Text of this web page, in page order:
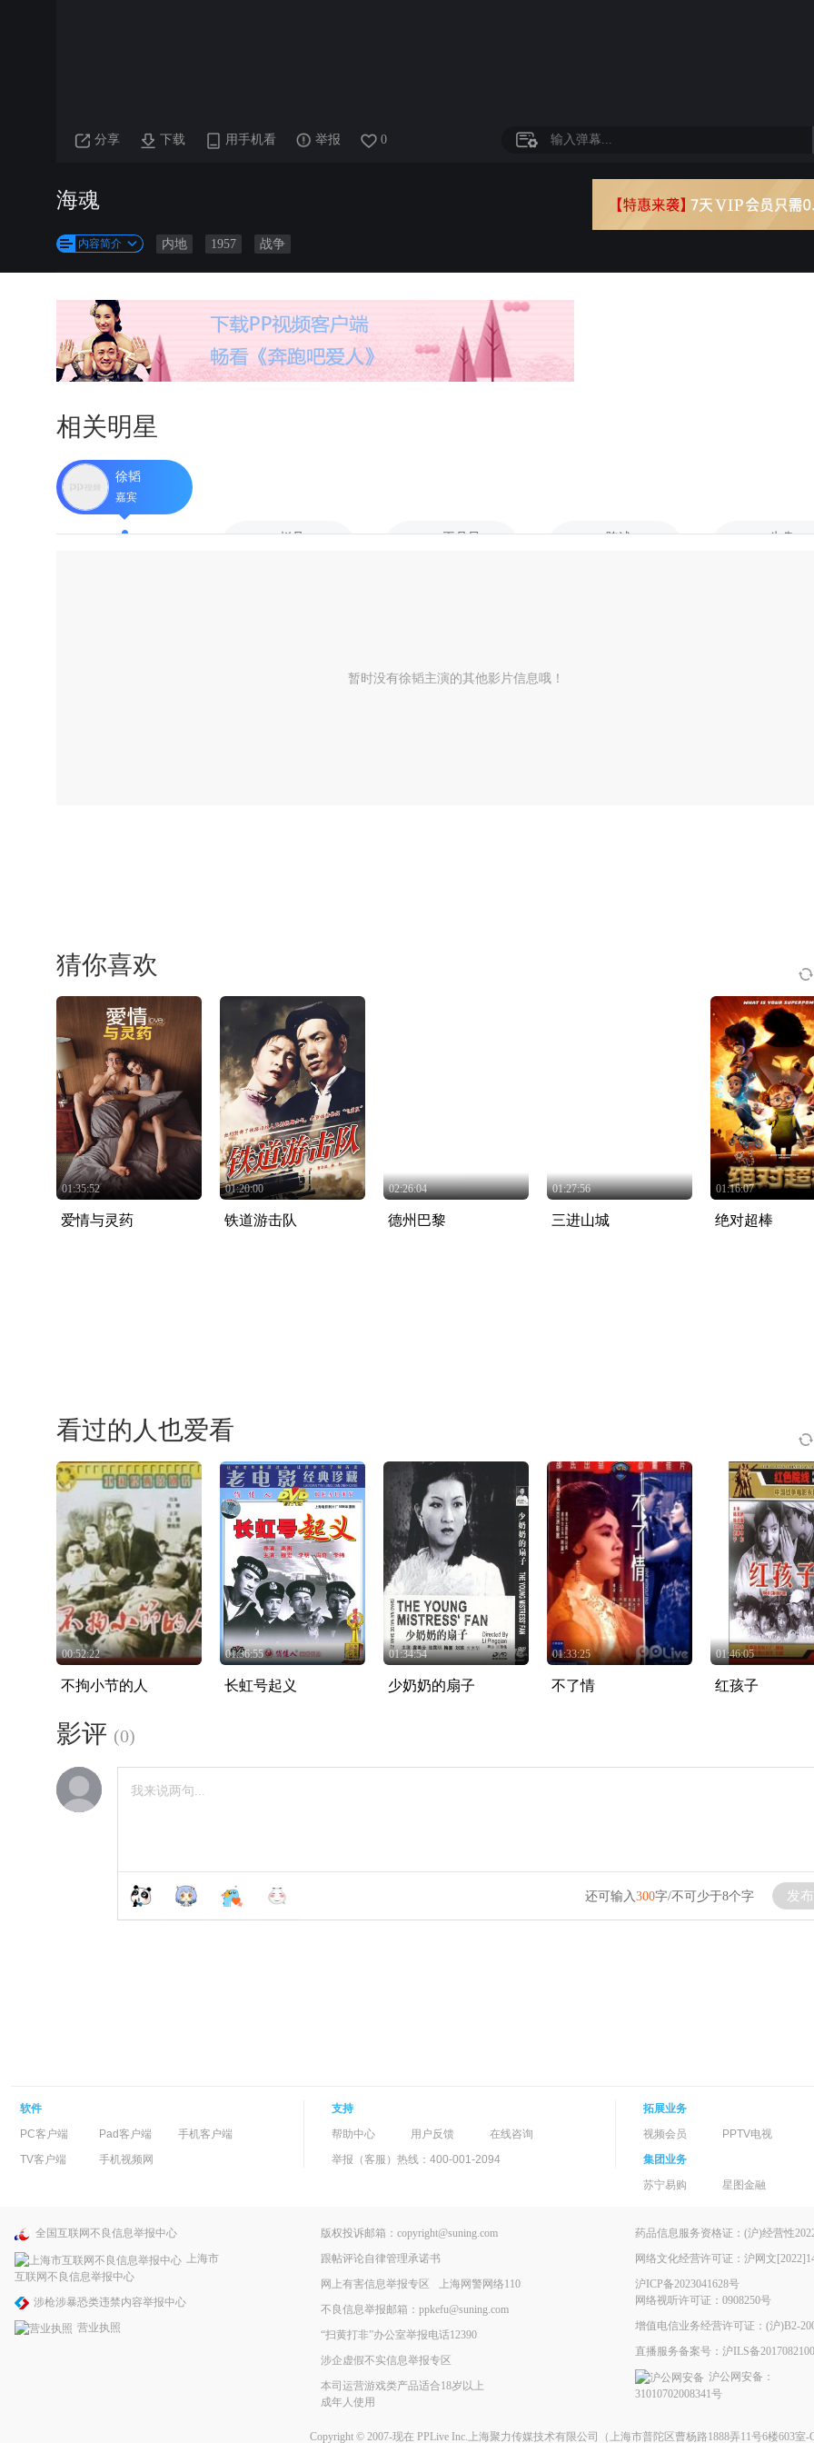
分享 下载 用手机看 举报 0
海魂
内容简介 内地 1957 战争
相关明星
徐韬
嘉宾
赵丹 王丹凤 陈述 牛犇
暂时没有徐韬主演的其他影片信息哦！
猜你喜欢
01:35:52
爱情与灵药
01:20:00
铁道游击队
02:26:04
德州巴黎
01:27:56
三进山城
01:16:07
绝对超棒
看过的人也爱看
00:52:22
不拘小节的人
01:36:55
长虹号起义
01:34:54
少奶奶的扇子
01:33:25
不了情
01:46:05
红孩子
影评 (0)
还可输入 300字/不可少于8个字 发
软件
PC客户端
Pad客户端
手机客户端
TV客户端
手机视频网
支持
帮助中心
用户反馈
在线咨询
举报（客服）热线：400-001-2094
拓展业务
视频会员
PPTV电视
集团业务
苏宁易购
星图金融
全国互联网不良信息举报中心
上海市
互联网不良信息举报中心
涉枪涉暴恐类违禁内容举报中心
营业执照
版权投诉邮箱：copyright@suning.com
跟帖评论自律管理承诺书
网上有害信息举报专区
上海网警网络110
不良信息举报邮箱：ppkefu@suning.com
“扫黄打非”办公室举报电话12390
涉企虚假不实信息举报专区
本司运营游戏类产品适合18岁以上
成年人使用
药品信息服务资格证：(沪)经营性
网络文化经营许可证：沪网文
沪ICP备2023041628号
网络视听许可证：0908250号
增值电信业务经营许可证：(沪)B2-
直播服务备案号：沪ILS备
沪公网安备：
31010702008341号
Copyright © 2007-现在 PPLive Inc.上海聚力传媒技术有限公司 （上海市普陀区曹杨路1888弄11号6楼603室-